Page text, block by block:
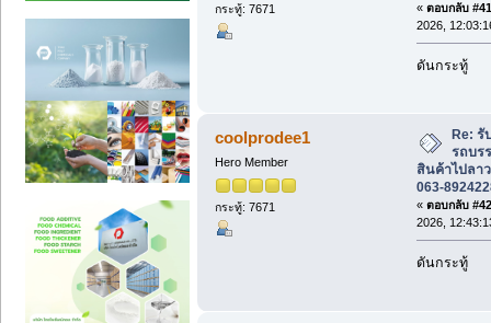
กระทู้: 7671 « ตอบกลับ
2026,
ดันกระทู้
coolprodee1
Hero Member
กระทู้: 7671
Re: รั
รถบร
สินค้าไปลา
063-
« ตอบกลับ
2026,
ดันกระทู้